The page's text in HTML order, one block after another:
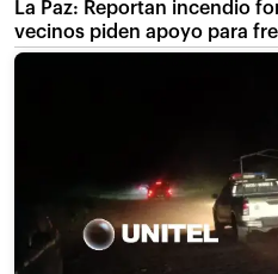
La Paz: Reportan incendio
vecinos piden apoyo para